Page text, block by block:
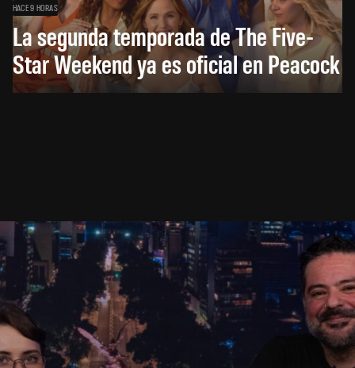
HACE 9 HORAS
La segunda temporada de The Five-
Star Weekend ya es oficial en Peacock